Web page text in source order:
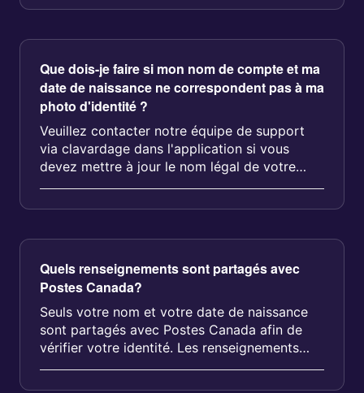
Que dois-je faire si mon nom de compte et ma
date de naissance ne correspondent pas à ma
photo d'identité ?
Veuillez contacter notre équipe de support
via clavardage dans l'application si vous
devez mettre à jour le nom légal de votre
compte....
Quels renseignements sont partagés avec
Postes Canada?
Seuls votre nom et votre date de naissance
sont partagés avec Postes Canada afin de
vérifier votre identité. Les renseignements
liés...